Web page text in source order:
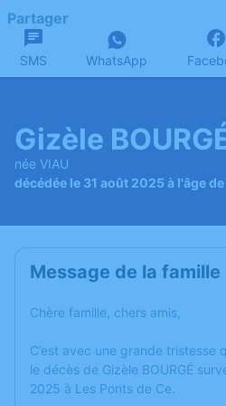
Partager
SMS WhatsApp
Gizèle
née VIAU
décédée le 31 août 2025 à l'âge
Message de la famille
Chère famille, chers amis,
C’est avec une grande tristesse
le décès de Gizèle BOURGÉ
2025 à Les Ponts de Ce.